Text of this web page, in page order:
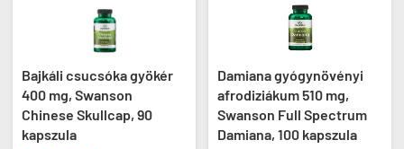
Bajkáli csucsóka gyökér
400 mg, Swanson
Chinese Skullcap, 90
kapszula
Damiana gyógynövényi
afrodiziákum 510 mg,
Swanson Full Spectrum
Damiana, 100 kapszula